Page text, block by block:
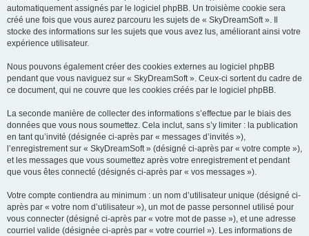
automatiquement assignés par le logiciel phpBB. Un troisième cookie sera
créé une fois que vous aurez parcouru les sujets de « SkyDreamSoft ». Il
stocke des informations sur les sujets que vous avez lus, améliorant ainsi votre
expérience utilisateur.
Nous pouvons également créer des cookies externes au logiciel phpBB
pendant que vous naviguez sur « SkyDreamSoft ». Ceux-ci sortent du cadre de
ce document, qui ne couvre que les cookies créés par le logiciel phpBB.
La seconde manière de collecter des informations s’effectue par le biais des
données que vous nous soumettez. Cela inclut, sans s’y limiter : la publication
en tant qu’invité (désignée ci-après par « messages d’invités »),
l’enregistrement sur « SkyDreamSoft » (désigné ci-après par « votre compte »),
et les messages que vous soumettez après votre enregistrement et pendant
que vous êtes connecté (désignés ci-après par « vos messages »).
Votre compte contiendra au minimum : un nom d’utilisateur unique (désigné ci-
après par « votre nom d’utilisateur »), un mot de passe personnel utilisé pour
vous connecter (désigné ci-après par « votre mot de passe »), et une adresse
courriel valide (désignée ci-après par « votre courriel »). Les informations de